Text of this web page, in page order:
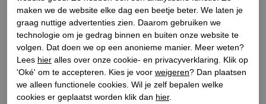
Materiaal buitenkant
Leer
Materiaal binnenkant
Leer
Materiaal zool
Rubber
Hakhoogte
2.5
Schachthoogte
7
maken we de website elke dag een beetje beter. We laten je
graag nuttige advertenties zien. Daarom gebruiken we
technologie om je gedrag binnen en buiten onze website te
volgen. Dat doen we op een anonieme manier. Meer weten?
Lees hier alles over onze cookie- en privacyverklaring. Klik op
'Oké' om te accepteren. Kies je voor weigeren? Dan plaatsen
we alleen functionele cookies. Wil je zelf bepalen welke
cookies er geplaatst worden klik dan hier.